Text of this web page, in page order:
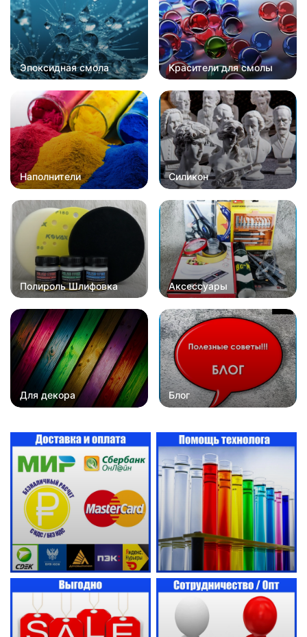
Эпоксидная смола Красители для смолы
Наполнители Силикон
Полироль Шлифовка Аксессуары
Для декора Блог